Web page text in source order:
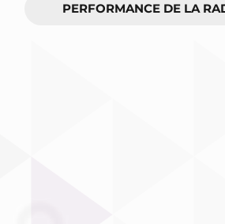
PERFORMANCE DE LA